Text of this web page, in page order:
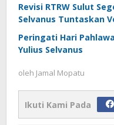
Revisi RTRW Sulut
Selvanus Tuntaskan
Peringati Hari
Yulius Selvanus
oleh Jamal Mopatu
Ikuti Kami Pada